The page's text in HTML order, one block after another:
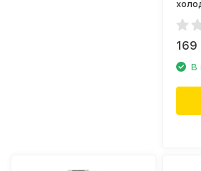
ICBb
В